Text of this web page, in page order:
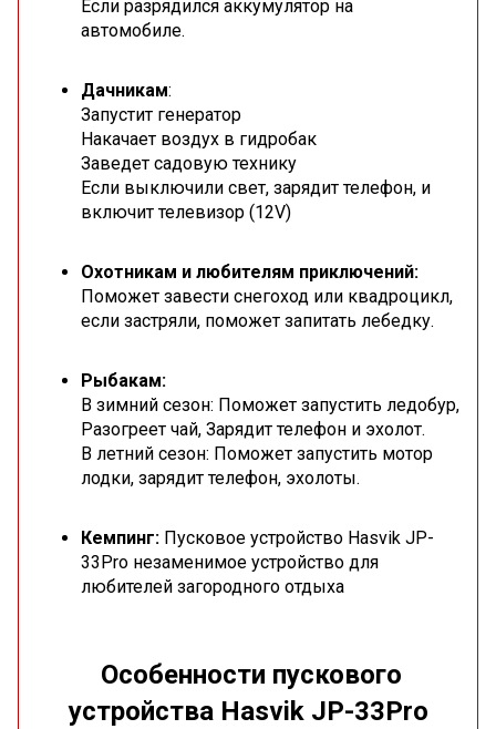
Если разрядился аккумулятор на
автомобиле.
Дачникам:
Запустит генератор
Накачает воздух в гидробак
Заведет садовую технику
Если выключили свет, зарядит телефон, и
включит телевизор (12V)
Охотникам и любителям приключений:
Поможет завести снегоход или квадроцикл,
если застряли, поможет запитать лебедку.
Рыбакам:
В зимний сезон: Поможет запустить ледобур,
Разогреет чай, Зарядит телефон и эхолот.
В летний сезон: Поможет запустить мотор
лодки, зарядит телефон, эхолоты.
Кемпинг: Пусковое устройство Hasvik JP-
33Pro незаменимое устройство для
любителей загородного отдыха
Особенности пускового
устройства Hasvik JP-33Pro